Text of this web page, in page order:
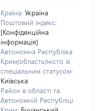
Країна: Україна
Поштовий індекс:
[Конфіденційна
інформація]
Автономна Республіка
Крим/область/місто зі
спеціальним статусом:
Київська
Район в області та
Автономній Республіці